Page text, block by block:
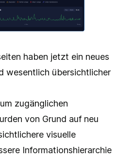
haben jetzt ein neues
wesentlich übersichtlicher
zugänglichen
von Grund auf neu
visuelle
Informationshierarchie